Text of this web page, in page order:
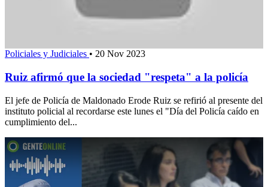
Policiales y Judiciales • 20 Nov 2023
Ruiz afirmó que la sociedad "respeta" a la policía
El jefe de Policía de Maldonado Erode Ruiz se refirió al presente del
instituto policial al recordarse este lunes el "Día del Policía caído en
cumplimiento del...